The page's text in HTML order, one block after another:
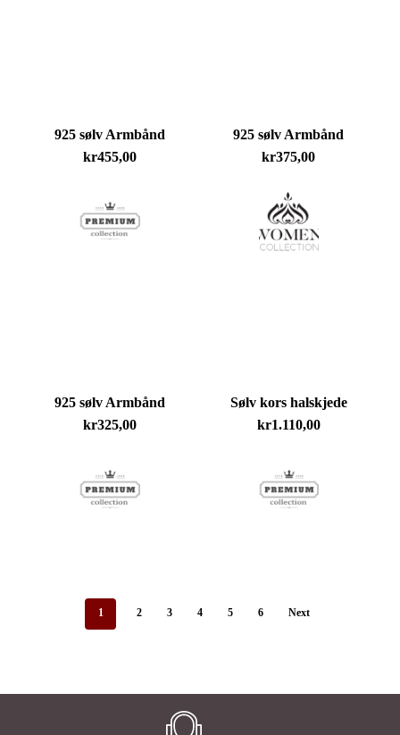
925 sølv Armbånd
kr455,00
925 sølv Armbånd
kr375,00
925 sølv Armbånd
kr325,00
Sølv kors halskjede
kr1.110,00
1 2 3 4 5 6 Next